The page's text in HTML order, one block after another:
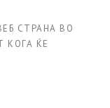
СТРАНА ВО
КОГА ЌЕ